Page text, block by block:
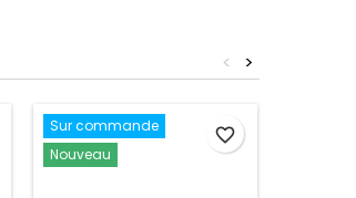
>
<
Sur commande
Nouveau
favorite_border